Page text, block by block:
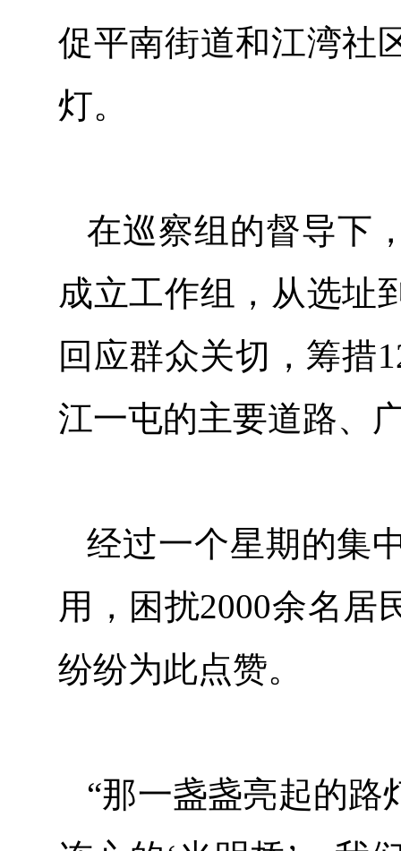
促平南街道和江湾社
灯。
在巡察组的督导下
成立工作组，从选址
回应群众关切，筹措
江一屯的主要道路、
经过一个星期的集
用，困扰2000余名居
纷纷为此点赞。
“那一盏盏亮起的